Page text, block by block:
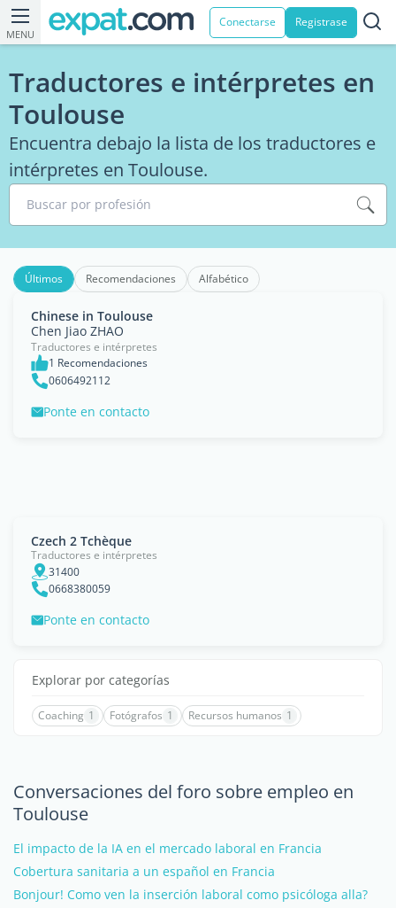
MENU
Conectarse Registrase
Traductores e intérpretes en
Toulouse
Encuentra debajo la lista de los traductores e
intérpretes en Toulouse.
Buscar por profesión
Últimos Recomendaciones Alfabético
Chinese in Toulouse
Chen Jiao ZHAO
Traductores e intérpretes
1 Recomendaciones
0606492112
Ponte en contacto
Czech 2 Tchèque
Traductores e intérpretes
31400
0668380059
Ponte en contacto
Explorar por categorías
Coaching 1 Fotógrafos 1 Recursos humanos 1
Conversaciones del foro sobre empleo en
Toulouse
El impacto de la IA en el mercado laboral en Francia
Cobertura sanitaria a un español en Francia
Bonjour! Como ven la inserción laboral como psicóloga alla?